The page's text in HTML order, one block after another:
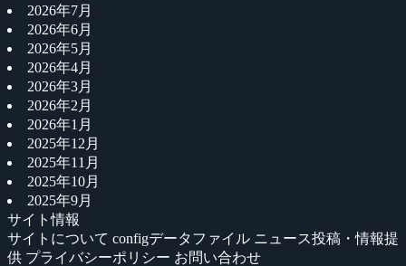
2026年7月
2026年6月
2026年5月
2026年4月
2026年3月
2026年2月
2026年1月
2025年12月
2025年11月
2025年10月
2025年9月
サイト情報
サイトについて configデータファイル ニュース投稿・情報提
供 プライバシーポリシー お問い合わせ